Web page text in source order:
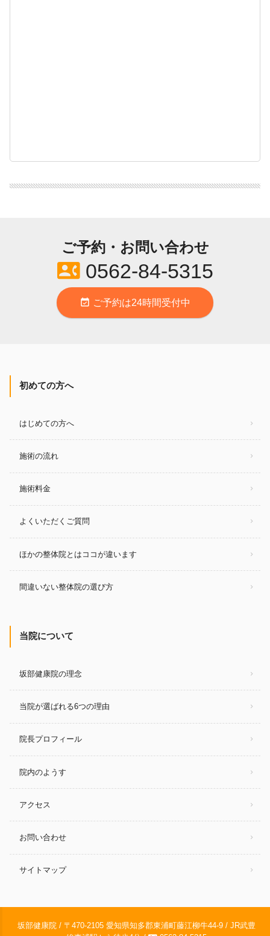
ご予約・お問い合わせ
contact_phone0562-84-5315
event_available ご予約は24時間受付中
初めての方へ
はじめての方へ
施術の流れ
施術料金
よくいただくご質問
ほかの整体院とはココが違います
間違いない整体院の選び方
当院について
坂部健康院の理念
当院が選ばれる6つの理由
院長プロフィール
院内のようす
アクセス
お問い合わせ
サイトマップ
坂部健康院 / 〒470-2105 愛知県知多郡東浦町藤江柳牛44-9 / JR武豊